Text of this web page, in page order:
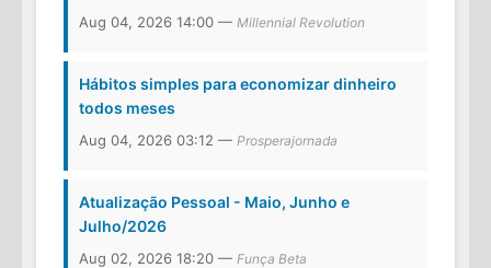
Aug 04, 2026 14:00 — Millennial Revolution
Hábitos simples para economizar dinheiro
todos meses
Aug 04, 2026 03:12 — Prosperajornada
Atualização Pessoal - Maio, Junho e
Julho/2026
Aug 02, 2026 18:20 — Funça Beta